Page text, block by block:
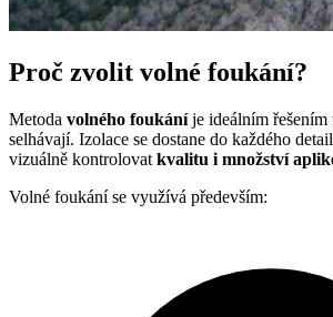
Proč zvolit volné foukání?
Metoda volného foukáníje ideálním řešením
selhávají. Izolace se dostane do každého
vizuálně kontrolovat kvalitu i množství
Volné foukání se využívá především: